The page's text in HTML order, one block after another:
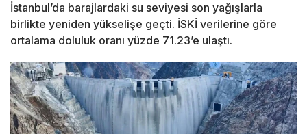
İstanbul’da barajlardaki su seviyesi son yağışlarla
birlikte yeniden yükselişe geçti. İSKİ verilerine göre
ortalama doluluk oranı yüzde 71.23’e ulaştı.